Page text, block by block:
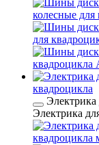
колесные
для
квадроцикла
квадроцикла
Электрика
Электрика
квадроцикла